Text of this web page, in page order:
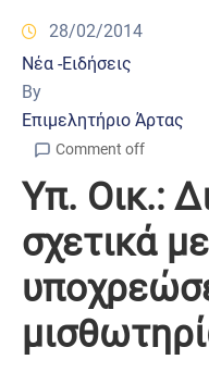
28/02/2014
Νέα -Ειδήσεις
By
Επιμελητήριο Άρτας
Comment off
Υπ. Οικ.:
σχετικά